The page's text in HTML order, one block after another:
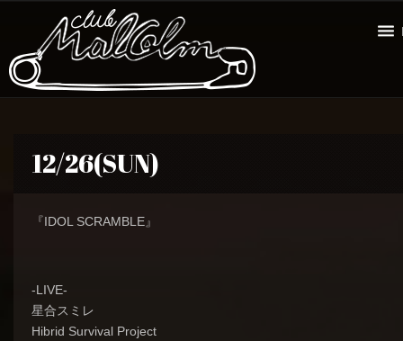
12/26(SUN)
『IDOL SCRAMBLE』
-LIVE-
星合スミレ
Hibrid Survival Project